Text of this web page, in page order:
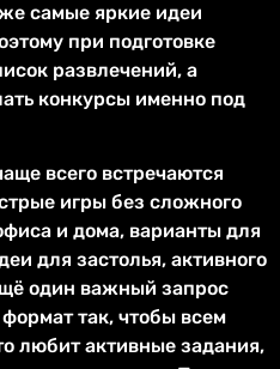
самые яркие идеи
при подготовке
развлечений, а
конкурсы именно под
всего встречаются
игры без сложного
и дома, варианты для
для застолья, активного
один важный запрос
так, чтобы всем
любит активные задания,